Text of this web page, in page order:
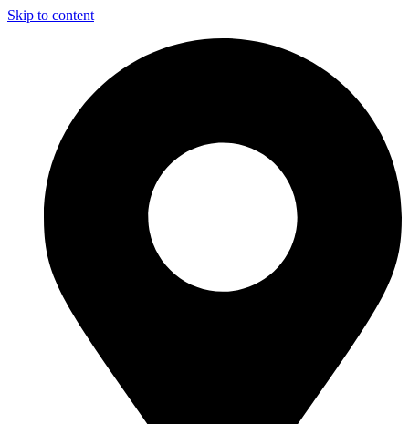
Skip to content